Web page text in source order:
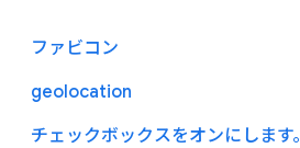
ファビコン
geolocation
チェックボックスをオンにします。